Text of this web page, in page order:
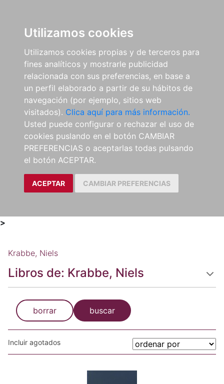
Utilizamos cookies
Utilizamos cookies propias y de terceros para
fines analíticos y mostrarle publicidad
relacionada con sus preferencias, en base a
un perfil elaborado a partir de su hábitos de
navegación (por ejemplo, sitios web
visitados). Clica aquí para más información.
Usted puede configurar o rechazar el uso de
cookies puslando en el botón CAMBIAR
PREFERENCIAS o aceptarlas todas pulsando
el botón ACEPTAR.
ACEPTAR CAMBIAR PREFERENCIAS
>
Krabbe, Niels
Libros de: Krabbe, Niels
borrar buscar
Incluir agotados